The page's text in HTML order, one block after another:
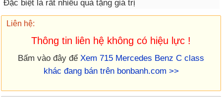
Đặc biệt là rất nhiều quà tặng giá trị
Liên hệ:
Thông tin liên hệ không có hiệu lực !
Bấm vào đây để Xem 715 Mercedes Benz C class
khác đang bán trên bonbanh.com >>